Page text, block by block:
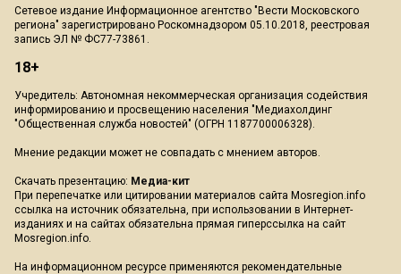
Сетевое издание Информационное агентство "Вести Московского
региона" зарегистрировано Роскомнадзором 05.10.2018, реестровая
запись ЭЛ № ФС77-73861.
18+
Учредитель: Автономная некоммерческая организация содействия
информированию и просвещению населения "Медиахолдинг
"Общественная служба новостей" (ОГРН 1187700006328).
Мнение редакции может не совпадать с мнением авторов.
Скачать презентацию: Медиа-кит
При перепечатке или цитировании материалов сайта Mosregion.info
ссылка на источник обязательна, при использовании в Интернет-
изданиях и на сайтах обязательна прямая гиперссылка на сайт
Mosregion.info.
На информационном ресурсе применяются рекомендательные